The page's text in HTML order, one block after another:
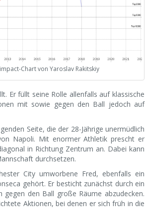
Chart von Yaroslav Rakitskiy
Er füllt seine Rolle allenfalls auf klassische
mit sowie gegen den Ball jedoch auf
Seite, die der 28-Jährige unermüdlich
Napoli. Mit enormer Athletik prescht er
in Richtung Zentrum an. Dabei kann
durchsetzen.
City umworbene Fred, ebenfalls ein
gehört. Er besticht zunächst durch ein
den Ball große Räume abzudecken.
Aktionen, bei denen er sich früh in die